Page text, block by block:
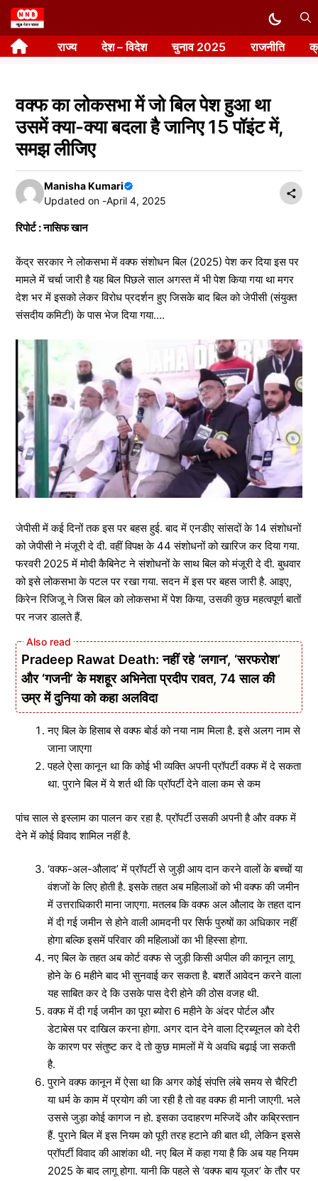
Skip
to
content राज्य देश – विदेश चुनाव 2025 राजनीति
वक्फ का लोकसभा में जो बिल पेश हुआ था
उसमें क्या-क्या बदला है जानिए 15 पॉइंट में,
समझ लीजिए
Manisha Kumari
Updated on -April 4, 2025
रिपोर्ट : नासिफ खान
केंद्र सरकार ने लोकसभा में वक्फ संशोधन बिल (2025) पेश कर दिया इस पर
मामले में चर्चा जारी है यह बिल पिछले साल अगस्त में भी पेश किया गया था मगर
देश भर में इसको लेकर विरोध प्रदर्शन हुए जिसके बाद बिल को जेपीसी (संयुक्त
संसदीय कमिटी) के पास भेज दिया गया….
जेपीसी में कई दिनों तक इस पर बहस हुई. बाद में एनडीए सांसदों के 14 संशोधनों
को जेपीसी ने मंजूरी दे दी. वहीं विपक्ष के 44 संशोधनों को खारिज कर दिया गया.
फरवरी 2025 में मोदी कैबिनेट ने संशोधनों के साथ बिल को मंजूरी दे दी. बुधवार
को इसे लोकसभा के पटल पर रखा गया. सदन में इस पर बहस जारी है. आइए,
किरेन रिजिजू ने जिस बिल को लोकसभा में पेश किया, उसकी कुछ महत्वपूर्ण बातों
पर नजर डालते हैं.
Pradeep Rawat Death: नहीं रहे ‘लगान’, ‘सरफरोश’
और ‘गजनी’ के मशहूर अभिनेता प्रदीप रावत, 74 साल की
उम्र में दुनिया को कहा अलविदा
नए बिल के हिसाब से वक्फ बोर्ड को नया नाम मिला है. इसे अलग नाम से
जाना जाएगा
पहले ऐसा कानून था कि कोई भी व्यक्ति अपनी प्रॉपर्टी वक्फ में दे सकता
था. पुराने बिल में ये शर्त थी कि प्रॉपर्टी देने वाला कम से कम
पांच साल से इस्लाम का पालन कर रहा है. प्रॉपर्टी उसकी अपनी है और वक्फ में
देने में कोई विवाद शामिल नहीं है.
‘वक्फ-अल-औलाद’ में प्रॉपर्टी से जुड़ी आय दान करने वालों के बच्चों या
वंशजों के लिए होती है. इसके तहत अब महिलाओं को भी वक्फ की जमीन
में उत्तराधिकारी माना जाएगा. मतलब कि वक्फ अल औलाद के तहत दान
में दी गई जमीन से होने वाली आमदनी पर सिर्फ पुरुषों का अधिकार नहीं
होगा बल्कि इसमें परिवार की महिलाओं का भी हिस्सा होगा.
नए बिल के तहत अब कोर्ट वक्फ से जुड़ी किसी अपील की कानून लागू
होने के 6 महीने बाद भी सुनवाई कर सकता है. बशर्ते आवेदन करने वाला
यह साबित कर दे कि उसके पास देरी होने की ठोस वजह थी.
वक्फ में दी गई जमीन का पूरा ब्योरा 6 महीने के अंदर पोर्टल और
डेटाबेस पर दाखिल करना होगा. अगर दान देने वाला ट्रिब्यूनल को देरी
के कारण पर संतुष्ट कर दे तो कुछ मामलों में ये अवधि बढ़ाई जा सकती
है.
पुराने वक्फ कानून में ऐसा था कि अगर कोई संपत्ति लंबे समय से चैरिटी
या धर्म के काम में प्रयोग की जा रही है तो वह वक्फ ही मानी जाएगी. भले
उससे जुड़ा कोई कागज न हो. इसका उदाहरण मस्जिदें और कब्रिस्तान
हैं. पुराने बिल में इस नियम को पूरी तरह हटाने की बात थी, लेकिन इससे
प्रॉपर्टी विवाद की आशंका थी. नए बिल में कहा गया है कि अब यह नियम
2025 के बाद लागू होगा. यानी कि पहले से ‘वक्फ बाय यूजर’ के तौर पर